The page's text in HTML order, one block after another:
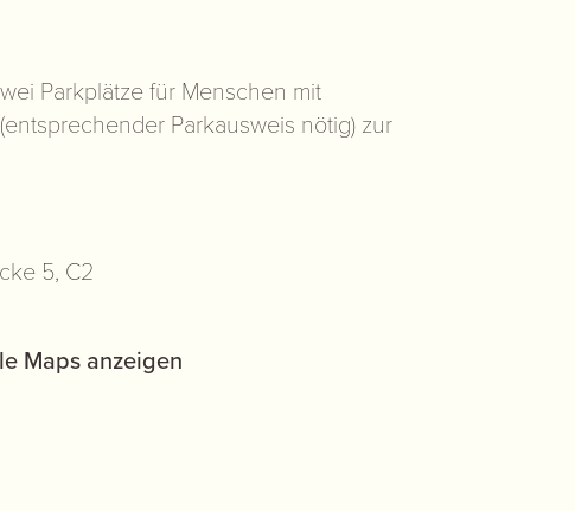
Parkplätze für Menschen mit
Parkausweis nötig) zur
5, C2
Maps anzeigen